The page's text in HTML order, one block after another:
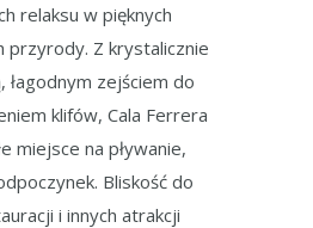
relaksu w pięknych
przyrody. Z krystalicznie
łagodnym zejściem do
klifów, Cala Ferrera
miejsce na pływanie,
Bliskość do
i innych atrakcji